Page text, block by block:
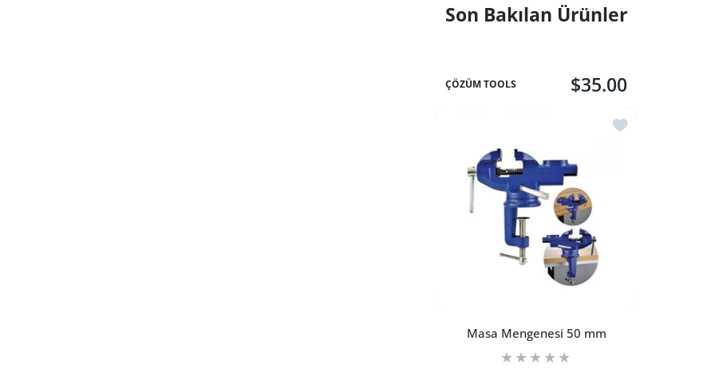
Son Bakılan Ürünler
ÇÖZÜM TOOLS $35.00
İstek listesine ekle
Masa Mengenesi 50 mm